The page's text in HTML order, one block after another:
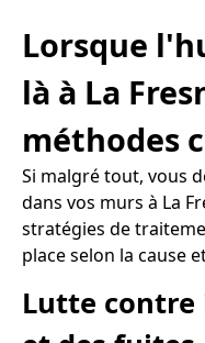
Lorsque
là à La
méthodes
Si malgré tout, vous
dans vos murs à La
stratégies de
place selon la cause
Lutte